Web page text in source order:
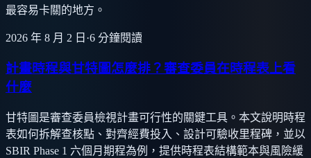
最容易卡關的地方。
2026 年 8 月 2 日 ·6 分鐘閱讀
計畫時程與甘特圖怎麼排？審查委員在時程表上看
什麼
甘特圖是審查委員檢視計畫可行性的關鍵工具。本文說明時程
表如何拆解查核點、對齊經費投入、設計可驗收里程碑，並以
SBIR Phase 1 六個月期程為例，提供時程表結構範本與風險緩